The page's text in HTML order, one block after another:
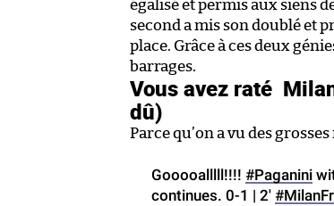
égalisé et permis aux siens
second a mis son doublé et
place. Grâce à ces deux
barrages.
Vous avez raté
dû)
Parce qu’on a vu des
Gooooalllll!!!! #Paganini
continues. 0-1 | 2′